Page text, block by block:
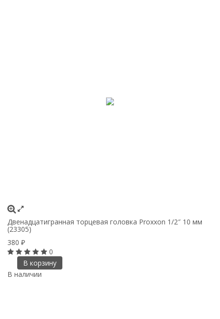
Двенадцатигранная торцевая головка Proxxon 1/2″ 10 мм
(23305)
380 ₽
0
В корзину
В наличии